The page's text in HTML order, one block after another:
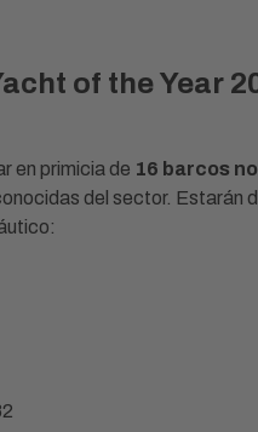
of the Year
en primicia de 16 barcos
del sector. Estarán